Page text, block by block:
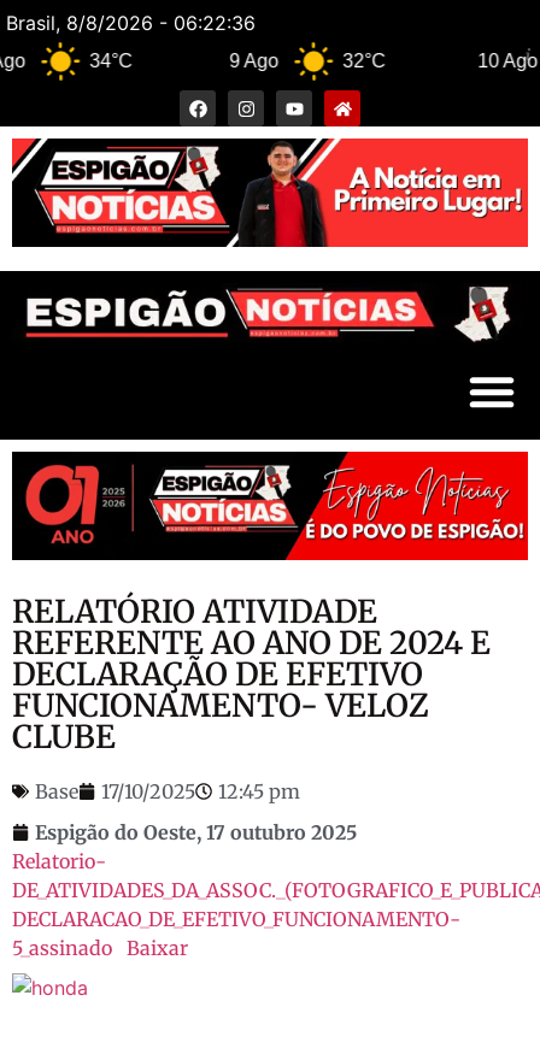
Brasil, 8/8/2026 - 06:22:37
34°C 32°C 10 Ago
RELATÓRIO ATIVIDADE
REFERENTE AO ANO DE 2024 E
DECLARAÇÃO DE EFETIVO
FUNCIONAMENTO- VELOZ
CLUBE
Base 17/10/2025
12:45 pm
Espigão do Oeste, 17 outubro 2025
Relatorio-
DECLARACAO_DE_EFETIVO_FUNCIONAMENTO-
5_assinado Baixar